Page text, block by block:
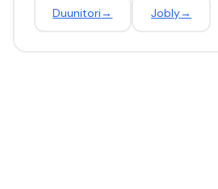
Duunitori→ Jobly→